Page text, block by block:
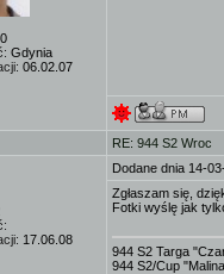
Gdynia
06.02.07
RE: 944 S2 Wroc
17.06.08
Dodane dnia 14-
Zgłaszam się,
Fotki wyślę jak
944 S2 Targa
944 S2/Cup